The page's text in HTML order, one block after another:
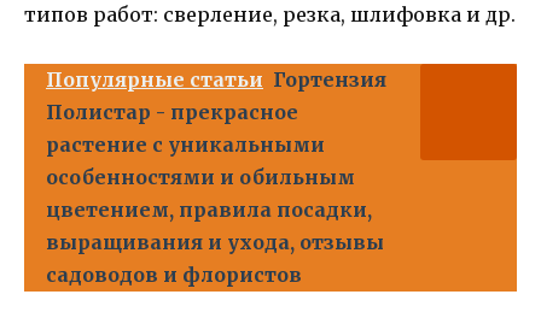
типов работ: сверление, резка, шлифовка и др.
Популярные статьи Гортензия
Полистар - прекрасное
растение с уникальными
особенностями и обильным
цветением, правила посадки,
выращивания и ухода, отзывы
садоводов и флористов